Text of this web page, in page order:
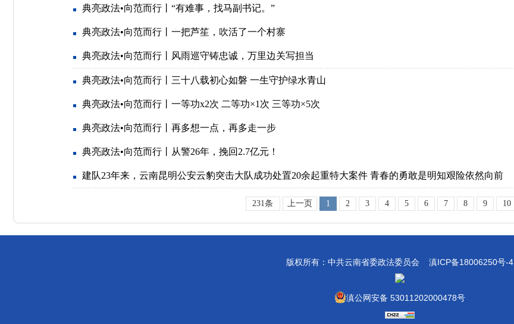
典亮政法•向范而行丨“有难事，找马副书记。”
典亮政法•向范而行丨一把芦笙，吹活了一个村寨
典亮政法•向范而行丨风雨巡守铸忠诚，万里边关写担当
典亮政法•向范而行丨三十八载初心如磐 一生守护绿水青山
典亮政法•向范而行丨一等功x2次 二等功×1次 三等功×5次
典亮政法•向范而行丨再多想一点，再多走一步
典亮政法•向范而行丨从警26年，挽回2.7亿元！
建队23年来，云南昆明公安云豹突击大队成功处置20余起重特大案件 青春的勇敢是明知艰险依然向前
231条 上一页 1 2 3 4 5 6 7 8 9 10
版权所有：中共云南省委政法委员会 滇ICP备18006250号-4
滇公网安备 53011202000478号